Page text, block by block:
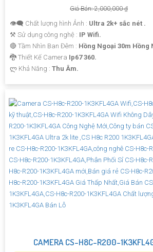
Giá Bán: 2,000,000 ₫
👁️‍🗨 Chất lượng hình Ảnh : Ultra 2k+ sắc nét .
⚒ Sử dụng công nghệ : IP Wifi.
🔴 Tầm Nhìn Ban Đêm : Hồng Ngoại 30m Hồng
🐉️ Thiết Kế Camera Ip67 360.
️ლ Khả Năng : Thu Âm.
CAMERA CS-H8C-R200-